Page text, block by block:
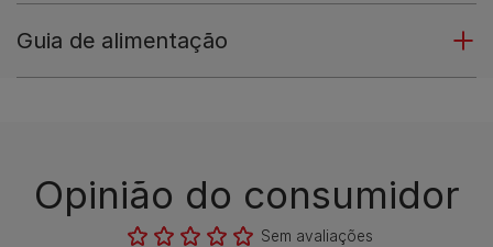
Guia de alimentação
Opinião do consumidor​
Sem avaliações​